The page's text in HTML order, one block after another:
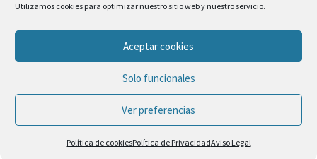
Utilizamos cookies para optimizar nuestro sitio web y nuestro servicio.
Aceptar cookies
Solo funcionales
Ver preferencias
Política de cookiesPolítica de PrivacidadAviso Legal
© Sueños Blanditos 2026
Construido con WooCommerce